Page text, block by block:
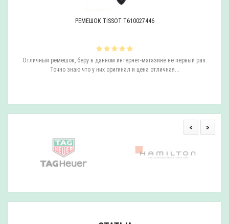
РЕМЕШОК TISSOT T610027446
Отличный ремешок, беру в данном интернет-магазине не первый раз.
Точно знаю что у них оригинал и цена отличная...
< >